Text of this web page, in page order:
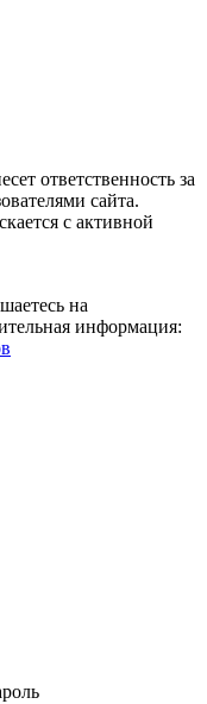
ответственность за
сайта.
с активной
на
информация: